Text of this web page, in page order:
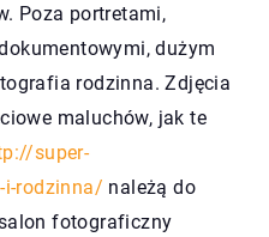
Poza portretami,
dużym
rodzinna. Zdjęcia
maluchów, jak te
super-
rodzinna/ należą do
fotograficzny